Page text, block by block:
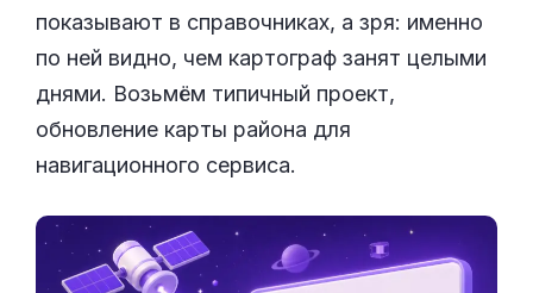
показывают в справочниках, а зря: именно
по ней видно, чем картограф занят целыми
днями. Возьмём типичный проект,
обновление карты района для
навигационного сервиса.